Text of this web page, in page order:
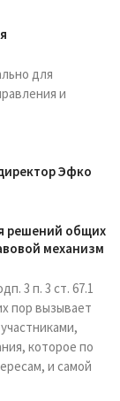
для
и
Эфко
решений общих
механизм
3 п. 3 ст. 67.1
пор вызывает
которое по
и самой